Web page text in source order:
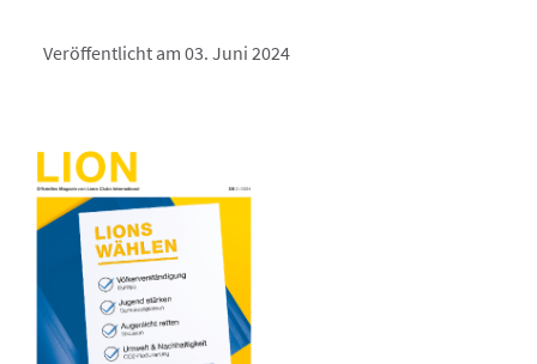
Veröffentlicht am 03. Juni 2024